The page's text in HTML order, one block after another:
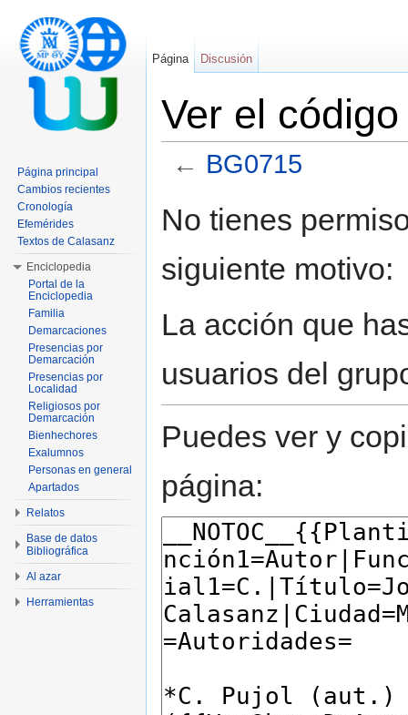
Ver el
← BG0715
No tienes
siguiente motivo:
La acción que
usuarios del
Puedes ver y
página:
Página Discusión
Página principal
Cambios recientes
Cronología
Efemérides
Textos de Calasanz
Enciclopedia
Portal de la
Enciclopedia
Familia
Demarcaciones
Presencias por
Demarcación
Presencias por
Localidad
Religiosos por
Demarcación
Bienhechores
Exalumnos
Personas en general
Apartados
Relatos
Base de datos
Bibliográfica
Al azar
Herramientas